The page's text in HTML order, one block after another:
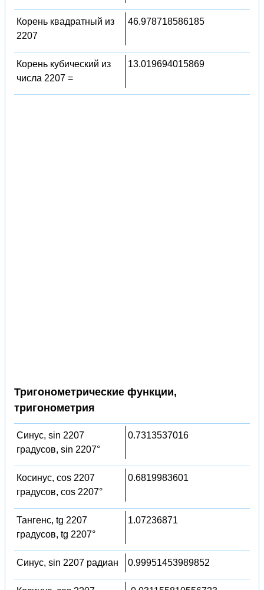
Корень квадратный из
2207
46.978718586185
Корень кубический из
числа 2207 =
13.019694015869
Тригонометрические функции,
тригонометрия
Синус, sin 2207
градусов, sin 2207°
0.7313537016
Косинус, cos 2207
градусов, cos 2207°
0.6819983601
Тангенс, tg 2207
градусов, tg 2207°
1.07236871
Синус, sin 2207 радиан 0.99951453989852